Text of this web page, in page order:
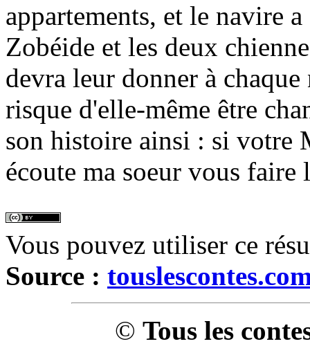
appartements, et le navire
Zobéide et les deux
devra leur donner à
risque d'elle-même être
son histoire ainsi : si votre
écoute ma soeur vous
Vous pouvez utiliser ce
Source :
© Tous les